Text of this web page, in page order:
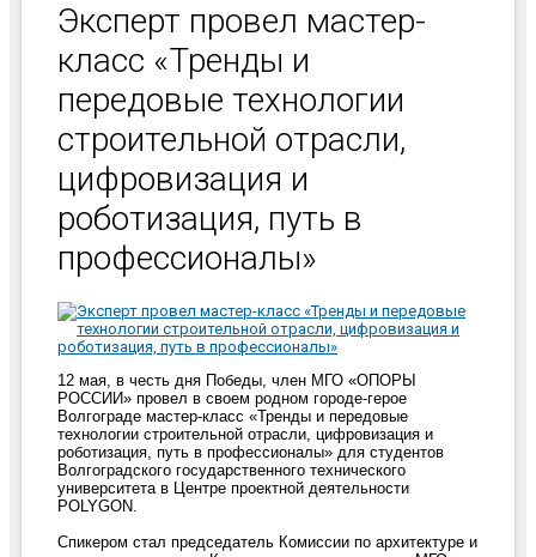
Эксперт провел мастер-
класс «Тренды и
передовые технологии
строительной отрасли,
цифровизация и
роботизация, путь в
профессионалы»
12 мая, в честь дня Победы, член МГО «ОПОРЫ
РОССИИ» провел в своем родном городе-герое
Волгограде мастер-класс «Тренды и передовые
технологии строительной отрасли, цифровизация и
роботизация, путь в профессионалы» для студентов
Волгоградского государственного технического
университета в Центре проектной деятельности
POLYGON.
Спикером стал председатель Комиссии по архитектуре и